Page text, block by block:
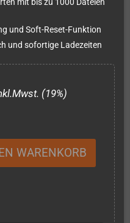
mit bis zu 1000 Dateien
und Soft-Reset-Funktion
und sofortige Ladezeiten
(19%)
WARENKORB